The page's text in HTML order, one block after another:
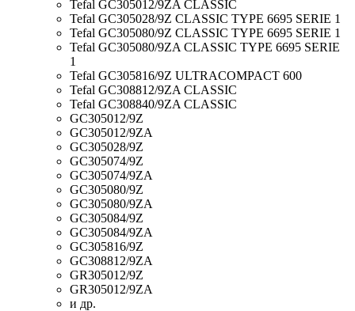
Tefal GC305012/9ZA CLASSIC
Tefal GC305028/9Z CLASSIC TYPE 6695 SERIE 1
Tefal GC305080/9Z CLASSIC TYPE 6695 SERIE 1
Tefal GC305080/9ZA CLASSIC TYPE 6695 SERIE
1
Tefal GC305816/9Z ULTRACOMPACT 600
Tefal GC308812/9ZA CLASSIC
Tefal GC308840/9ZA CLASSIC
GC305012/9Z
GC305012/9ZA
GC305028/9Z
GC305074/9Z
GC305074/9ZA
GC305080/9Z
GC305080/9ZA
GC305084/9Z
GC305084/9ZA
GC305816/9Z
GC308812/9ZA
GR305012/9Z
GR305012/9ZA
и др.